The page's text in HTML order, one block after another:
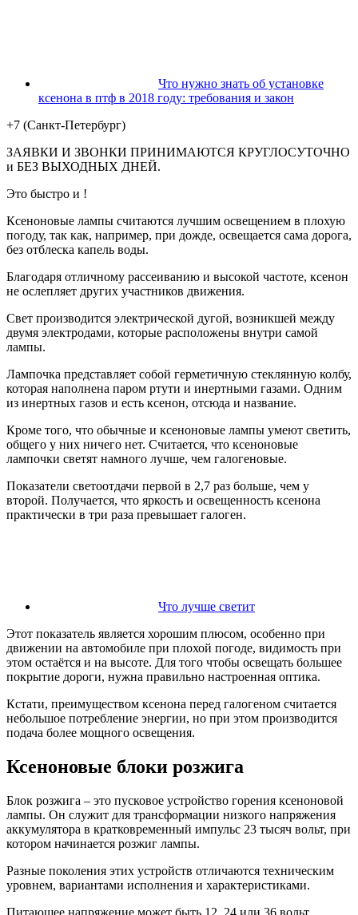
Что нужно знать об установке
ксенона в птф в 2018 году: требования и закон
+7 (Санкт-Петербург)
ЗАЯВКИ И ЗВОНКИ ПРИНИМАЮТСЯ КРУГЛОСУТОЧНО
и БЕЗ ВЫХОДНЫХ ДНЕЙ.
Это быстро и !
Ксеноновые лампы считаются лучшим освещением в плохую
погоду, так как, например, при дожде, освещается сама дорога,
без отблеска капель воды.
Благодаря отличному рассеиванию и высокой частоте, ксенон
не ослепляет других участников движения.
Свет производится электрической дугой, возникшей между
двумя электродами, которые расположены внутри самой
лампы.
Лампочка представляет собой герметичную стеклянную колбу,
которая наполнена паром ртути и инертными газами. Одним
из инертных газов и есть ксенон, отсюда и название.
Кроме того, что обычные и ксеноновые лампы умеют светить,
общего у них ничего нет. Считается, что ксеноновые
лампочки светят намного лучше, чем галогеновые.
Показатели светоотдачи первой в 2,7 раз больше, чем у
второй. Получается, что яркость и освещенность ксенона
практически в три раза превышает галоген.
Что лучше светит
Этот показатель является хорошим плюсом, особенно при
движении на автомобиле при плохой погоде, видимость при
этом остаётся и на высоте. Для того чтобы освещать большее
покрытие дороги, нужна правильно настроенная оптика.
Кстати, преимуществом ксенона перед галогеном считается
небольшое потребление энергии, но при этом производится
подача более мощного освещения.
Ксеноновые блоки розжига
Блок розжига – это пусковое устройство горения ксеноновой
лампы. Он служит для трансформации низкого напряжения
аккумулятора в кратковременный импульс 23 тысяч вольт, при
котором начинается розжиг лампы.
Разные поколения этих устройств отличаются техническим
уровнем, вариантами исполнения и характеристиками.
Питающее напряжение может быть 12, 24 или 36 вольт,